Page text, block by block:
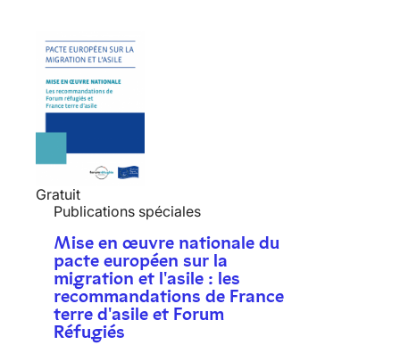
Gratuit
Publications spéciales
Mise en œuvre nationale du
pacte européen sur la
migration et l'asile : les
recommandations de France
terre d'asile et Forum
Réfugiés